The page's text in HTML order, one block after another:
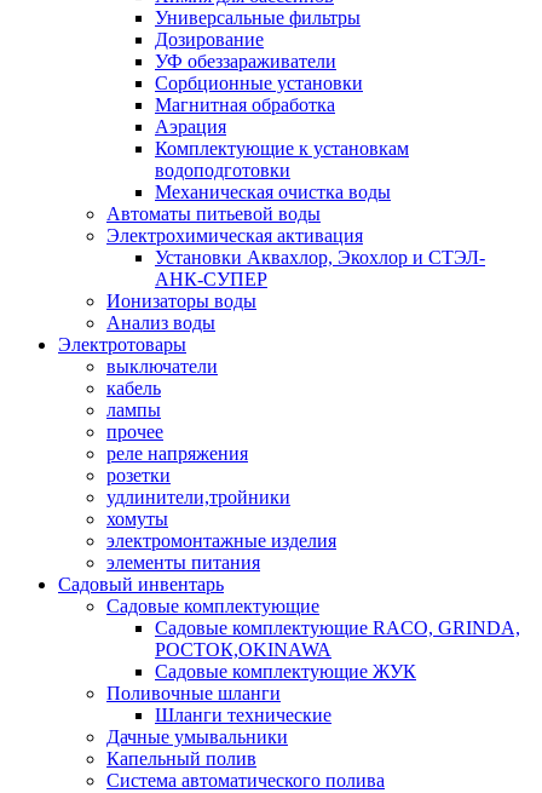
Универсальные фильтры
Дозирование
УФ обеззараживатели
Сорбционные установки
Магнитная обработка
Аэрация
Комплектующие к установкам
водоподготовки
Механическая очистка воды
Автоматы питьевой воды
Электрохимическая активация
Установки Аквахлор, Экохлор и СТЭЛ-
АНК-СУПЕР
Ионизаторы воды
Анализ воды
Электротовары
выключатели
кабель
лампы
прочее
реле напряжения
розетки
удлинители,тройники
хомуты
электромонтажные изделия
элементы питания
Садовый инвентарь
Садовые комплектующие
Садовые комплектующие RACO, GRINDA,
РОСТОК,OKINAWA
Садовые комплектующие ЖУК
Поливочные шланги
Шланги технические
Дачные умывальники
Капельный полив
Система автоматического полива